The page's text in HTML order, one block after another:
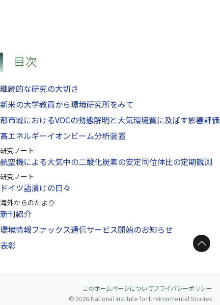
目次
継続的な研究の大切さ
新米の大学教員から環境研究所をみて
都市域におけるVOCの動態解明と大気環境質に及ぼす影響評価
高エネルギーイオンビーム分析装置
研究ノート
航空機による大気中の二酸化炭素の安定同位体比の定期観測
研究ノート
ドイツ語漬けの日々
海外からのたより
新刊紹介
環境情報ファックス通信サービス開始のお知らせ
表彰
ページトップへ
このホームページについてプライバシーポリシー
© 2026 National Institute for Environmental Studies